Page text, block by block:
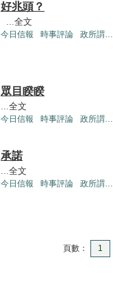
好兆頭？
...全文
今日信報 時事評論 政所謂…
眾目睽睽
全文
今日信報 時事評論 政所謂…
承諾
全文
今日信報 時事評論 政所謂…
頁數： 1